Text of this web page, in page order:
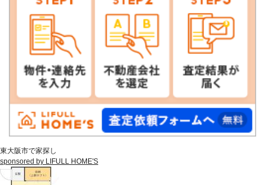
東大阪市で家探し
sponsored by LIFULL HOME'S